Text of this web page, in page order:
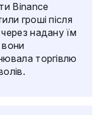
Binance
гроші після
надану їм
торгівлю